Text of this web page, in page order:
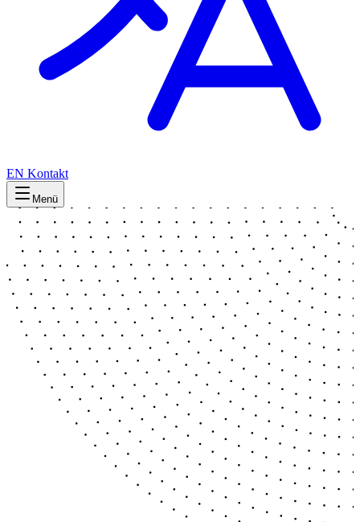
EN Kontakt
Menü